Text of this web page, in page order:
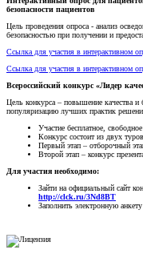
безопасности пациентов
Цель проведения опроса - анализ
безопасностью при получении и
Ссылка для участия в интерактивном
Ссылка для участия в интерактивном
Всероссийский конкурс «Лидер
Цель конкурса – повышение качества и
популяризацию лучших практик
Участие бесплатное,
Конкурс состоит из двух
Первый этап – отборочный
Второй этап – конкурс
Для участия необходимо:
Зайти на официальный сайт
http://clck.ru/3Nd8BT
Заполнить электронную